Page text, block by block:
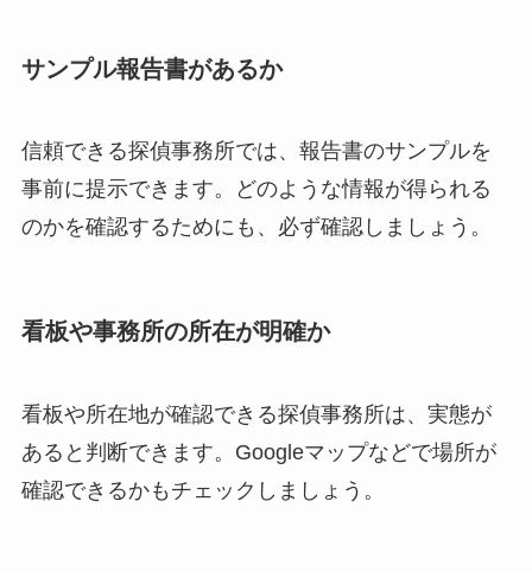
サンプル報告書があるか
信頼できる探偵事務所では、報告書のサンプルを
事前に提示できます。どのような情報が得られる
のかを確認するためにも、必ず確認しましょう。
看板や事務所の所在が明確か
看板や所在地が確認できる探偵事務所は、実態が
あると判断できます。Googleマップなどで場所が
確認できるかもチェックしましょう。